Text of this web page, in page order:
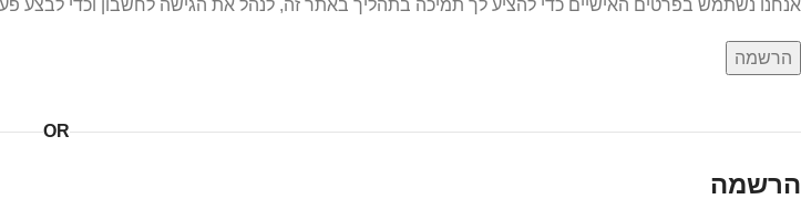
אנחנו נשתמש בפרטים האישיים כדי להציע לך תמיכה בתהליך באתר זה, לנהל את הגישה לחשבון וכדי לבצע
הרשמה
OR
הרשמה